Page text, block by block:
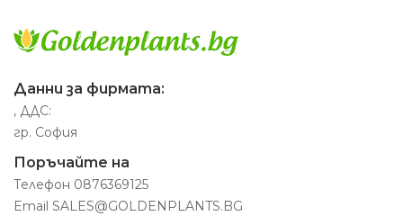
Данни за фирмата:
, ДДС:
гр. София
Поръчайте на
Телефон 0876369125
Email SALES@GOLDENPLANTS.BG